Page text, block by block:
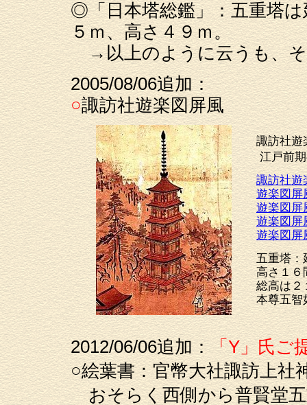
◎「日本塔総鑑」：五重塔は
５ｍ、高さ４９ｍ。
→以上のように云うも、そ
2005/08/06追加：
○諏訪社遊楽図屏風
諏訪社遊
江戸前
諏訪社遊
遊楽図屏
遊楽図屏
遊楽図屏
遊楽図屏
五重塔：
高さ１６
総高は２
本尊五智
2012/06/06追加：「Y」氏ご
○絵葉書：官幣大社諏訪上社
おそらく西側から普賢堂五